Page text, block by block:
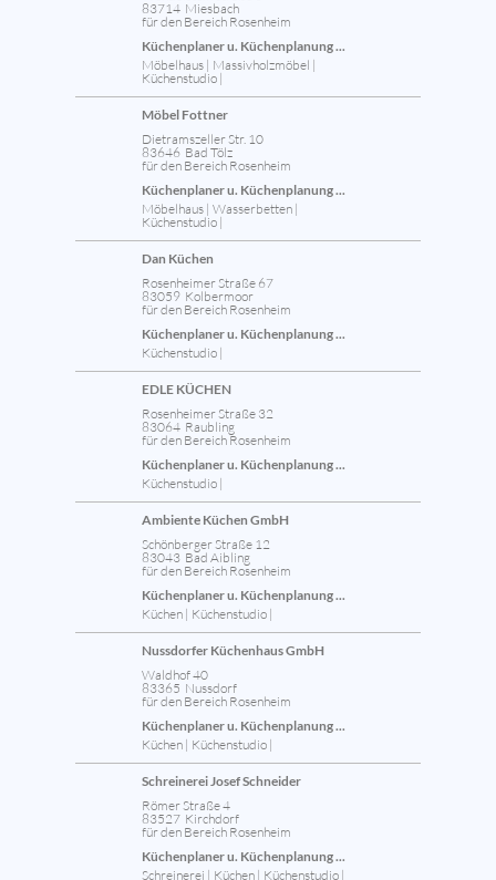
83714 Miesbach
für den Bereich Rosenheim
Küchenplaner u. Küchenplanung ...
Möbelhaus | Massivholzmöbel |
Küchenstudio |
Möbel Fottner
Dietramszeller Str. 10
83646 Bad Tölz
für den Bereich Rosenheim
Küchenplaner u. Küchenplanung ...
Möbelhaus | Wasserbetten |
Küchenstudio |
Dan Küchen
Rosenheimer Straße 67
83059 Kolbermoor
für den Bereich Rosenheim
Küchenplaner u. Küchenplanung ...
Küchenstudio |
EDLE KÜCHEN
Rosenheimer Straße 32
83064 Raubling
für den Bereich Rosenheim
Küchenplaner u. Küchenplanung ...
Küchenstudio |
Ambiente Küchen GmbH
Schönberger Straße 12
83043 Bad Aibling
für den Bereich Rosenheim
Küchenplaner u. Küchenplanung ...
Küchen | Küchenstudio |
Nussdorfer Küchenhaus GmbH
Waldhof 40
83365 Nussdorf
für den Bereich Rosenheim
Küchenplaner u. Küchenplanung ...
Küchen | Küchenstudio |
Schreinerei Josef Schneider
Römer Straße 4
83527 Kirchdorf
für den Bereich Rosenheim
Küchenplaner u. Küchenplanung ...
Schreinerei | Küchen | Küchenstudio |